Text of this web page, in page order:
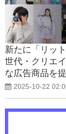
新たに「リッ
世代・クリエ
な広告商品を
2025-10-22